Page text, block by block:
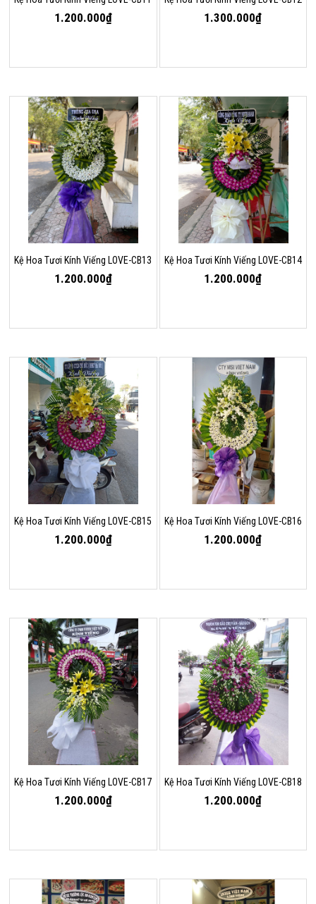
1.200.000₫ 1.300.000₫
Kệ Hoa Tươi Kính Viếng LOVE-CB13
1.200.000₫
Kệ Hoa Tươi Kính Viếng LOVE-CB14
1.200.000₫
Kệ Hoa Tươi Kính Viếng LOVE-CB15
1.200.000₫
Kệ Hoa Tươi Kính Viếng LOVE-CB16
1.200.000₫
Kệ Hoa Tươi Kính Viếng LOVE-CB17
1.200.000₫
Kệ Hoa Tươi Kính Viếng LOVE-CB18
1.200.000₫